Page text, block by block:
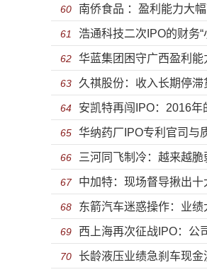
人称为“黑工厂”也能上市？
60 南侨食品 ：盈利能力大
只能随着原材料价格波动上
61 浩通科技二次IPO的财务“
同样年份不同数据 完美避开
62 华蓝集团困守广西盈利能
业绩增幅与人均创收远低于
值偏弱
63 久祺股份：收入长期停滞
口 如何挺过当下全面收缩的
64 安凯特再闯IPO：2016年
山车数据和实控人家族的蹊
65 华纳药厂IPO专利官司与
飞 销售费用畸高利润猛跌
66 三河同飞制冷：越来越
位，无可挽回的毛利率下降
67 中加特：现场督导揪出十
收不增利高层间“利益输送”
68 东箭汽车迷惑操作：业绩
害股东利益、国际市场乏力
扩大产能
69 西上海再次征战IPO：公
涉贪腐案 专利数据存猫腻
70 长龄液压业绩急刹车现金